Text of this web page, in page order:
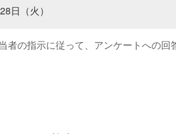
日（火）
者の指示に従って、アンケートへの回